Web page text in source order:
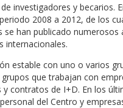
investigadores y becarios.
2008 a 2012, de los
han publicado numerosos
internacionales.
estable con uno o varios
que trabajan con
contratos de I+D. En los
del Centro y